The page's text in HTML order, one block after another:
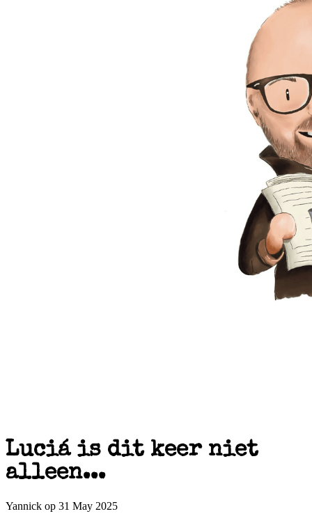
Luciá is dit keer niet
alleen...
Yannick op 31 May 2025